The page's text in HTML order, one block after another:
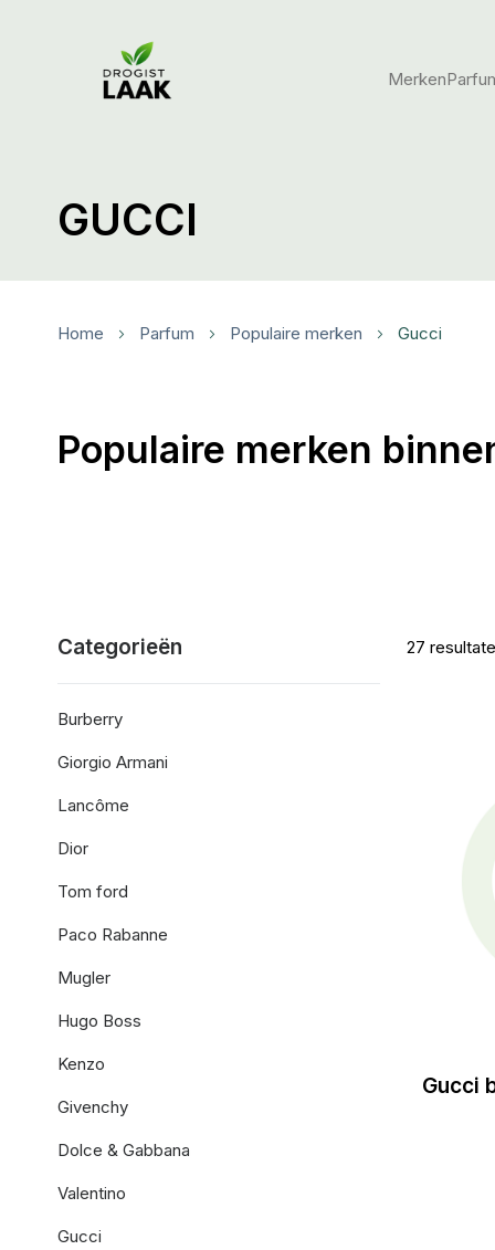
Merken
GUCCI
Home Parfum Populaire merken Gucci
Populaire merken
27
Gucci
Categorieën
Burberry
Giorgio Armani
Lancôme
Dior
Tom ford
Paco Rabanne
Mugler
Hugo Boss
Kenzo
Givenchy
Dolce & Gabbana
Valentino
Gucci